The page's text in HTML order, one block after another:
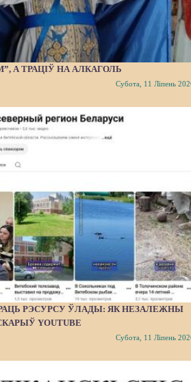
А ТРАЦІЎ НА АЛКАГОЛЬ
Субота, 11 Ліпень
РЭСУРСУ ЎЛАДЫ: ЯК НЕЗАЛЕЖНЫ
YOUTUBE
Субота, 11 Ліпень